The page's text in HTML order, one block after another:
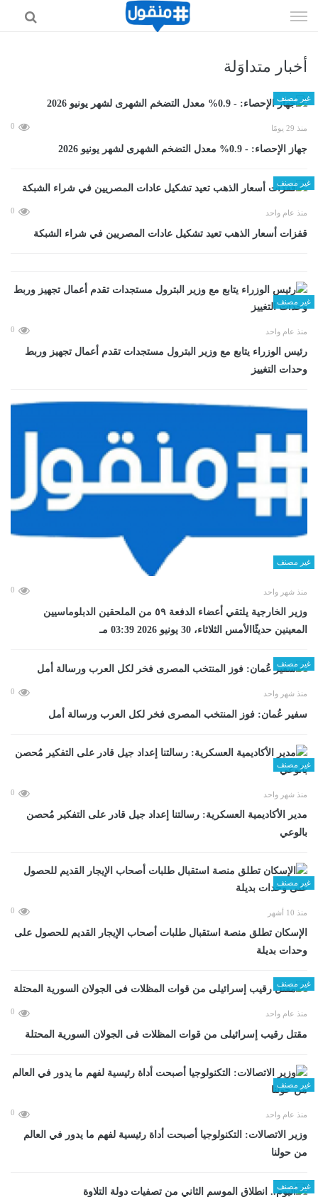
الى
أخبار متداوَلة
غير مصنف
منذ 29 يومًا 0
جهاز الإحصاء: - 0.9% معدل التضخم الشهرى لشهر يونيو 2026
غير مصنف
منذ عام واحد 0
قفزات أسعار الذهب تعيد تشكيل عادات المصريين في شراء الشبكة
غير مصنف
منذ عام واحد 0
رئيس الوزراء يتابع مع وزير البترول مستجدات تقدم أعمال تجهيز وربط
وحدات التغييز
غير مصنف
منذ شهر واحد 0
وزير الخارجية يلتقي أعضاء الدفعة ٥٩ من الملحقين الدبلوماسيين
المعينين حديثًاالأمس الثلاثاء، 30 يونيو 2026 03:39 مـ
غير مصنف
منذ شهر واحد 0
سفير عُمان: فوز المنتخب المصرى فخر لكل العرب ورسالة أمل
غير مصنف
منذ شهر واحد 0
مدير الأكاديمية العسكرية: رسالتنا إعداد جيل قادر على التفكير مُحصن
بالوعي
غير مصنف
منذ 10 أشهر 0
الإسكان تطلق منصة استقبال طلبات أصحاب الإيجار القديم للحصول على
وحدات بديلة
غير مصنف
منذ عام واحد 0
مقتل رقيب إسرائيلى من قوات المظلات فى الجولان السورية المحتلة
غير مصنف
منذ عام واحد 0
وزير الاتصالات: التكنولوجيا أصبحت أداة رئيسية لفهم ما يدور في العالم
من حولنا
غير مصنف